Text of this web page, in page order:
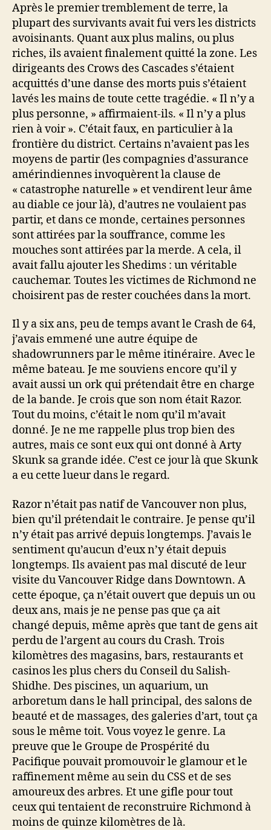
Après le premier tremblement de terre, la
plupart des survivants avait fui vers les districts
avoisinants. Quant aux plus malins, ou plus
riches, ils avaient finalement quitté la zone. Les
dirigeants des Crows des Cascades s’étaient
acquittés d’une danse des morts puis s’étaient
lavés les mains de toute cette tragédie. « Il n’y a
plus personne, » affirmaient-ils. « Il n’y a plus
rien à voir ». C’était faux, en particulier à la
frontière du district. Certains n’avaient pas les
moyens de partir (les compagnies d’assurance
amérindiennes invoquèrent la clause de
« catastrophe naturelle » et vendirent leur âme
au diable ce jour là), d’autres ne voulaient pas
partir, et dans ce monde, certaines personnes
sont attirées par la souffrance, comme les
mouches sont attirées par la merde. A cela, il
avait fallu ajouter les Shedims : un véritable
cauchemar. Toutes les victimes de Richmond ne
choisirent pas de rester couchées dans la mort.
Il y a six ans, peu de temps avant le Crash de 64,
j’avais emmené une autre équipe de
shadowrunners par le même itinéraire. Avec le
même bateau. Je me souviens encore qu’il y
avait aussi un ork qui prétendait être en charge
de la bande. Je crois que son nom était Razor.
Tout du moins, c’était le nom qu’il m’avait
donné. Je ne me rappelle plus trop bien des
autres, mais ce sont eux qui ont donné à Arty
Skunk sa grande idée. C’est ce jour là que Skunk
a eu cette lueur dans le regard.
Razor n’était pas natif de Vancouver non plus,
bien qu’il prétendait le contraire. Je pense qu’il
n’y était pas arrivé depuis longtemps. J’avais le
sentiment qu’aucun d’eux n’y était depuis
longtemps. Ils avaient pas mal discuté de leur
visite du Vancouver Ridge dans Downtown. A
cette époque, ça n’était ouvert que depuis un ou
deux ans, mais je ne pense pas que ça ait
changé depuis, même après que tant de gens ait
perdu de l’argent au cours du Crash. Trois
kilomètres des magasins, bars, restaurants et
casinos les plus chers du Conseil du Salish-
Shidhe. Des piscines, un aquarium, un
arboretum dans le hall principal, des salons de
beauté et de massages, des galeries d’art, tout ça
sous le même toit. Vous voyez le genre. La
preuve que le Groupe de Prospérité du
Pacifique pouvait promouvoir le glamour et le
raffinement même au sein du CSS et de ses
amoureux des arbres. Et une gifle pour tout
ceux qui tentaient de reconstruire Richmond à
moins de quinze kilomètres de là.